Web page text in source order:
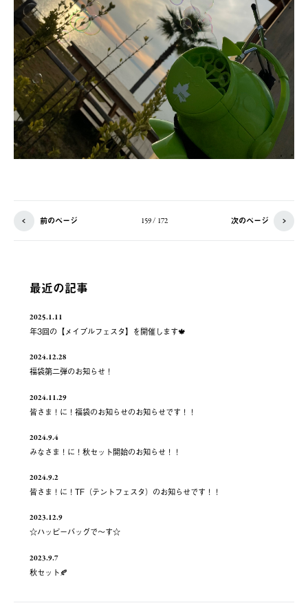
前のページ 159 / 172 次のページ
最近の記事
2025.1.11
年3回の【メイプルフェスタ】を開催します🍁
2024.12.28
福袋第二弾のお知らせ！
2024.11.29
皆さま！に！福袋のお知らせのお知らせです！！
2024.9.4
みなさま！に！秋セット開始のお知らせ！！
2024.9.2
皆さま！に！TF（テントフェスタ）のお知らせです！！
2023.12.9
☆ハッピーバッグで～す☆
2023.9.7
秋セット🍂